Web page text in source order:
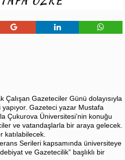
Gazeteciler Günü dolayısıyla
Gazeteci yazar Mustafa
Çukurova Üniversitesi’nin konuğu
ve vatandaşlarla bir araya gelecek.
katılabilecek.
Serileri kapsamında üniversiteye
ve Gazetecilik” başlıklı bir